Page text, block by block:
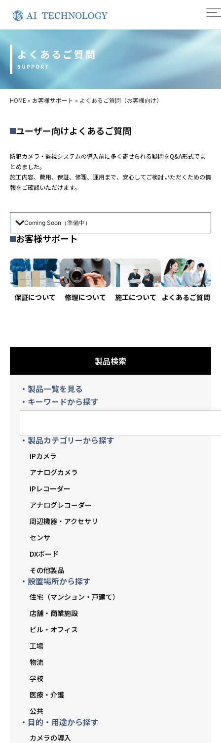
よくあるご質問
SUPPORT
HOME » お客様サポート » よくあるご質問（お客様向け）
ユーザー向けよくあるご質問
防犯カメラ・監視システムの導入前に多く寄せられる疑問をQ&A形式でま
とめました。
施工内容、費用、保証、修理、運用まで、安心してご検討いただくための情
報をご確認いただけます。
Coming Soon（準備中）
お客様サポート
保証について 修理について 施工について よくあるご質問
製品検索
・製品一覧を見る
・キーワードから探す
・製品カテゴリーから探す
IPカメラ
アナログカメラ
IPレコーダー
アナログレコーダー
周辺機器・アクセサリ
センサ
DXボード
その他製品
・設置場所から探す
住宅（マンション・戸建て）
店舗・商業施設
ビル・オフィス
工場
物流
学校
医療・介護
公共
・目的・用途から探す
カメラの導入